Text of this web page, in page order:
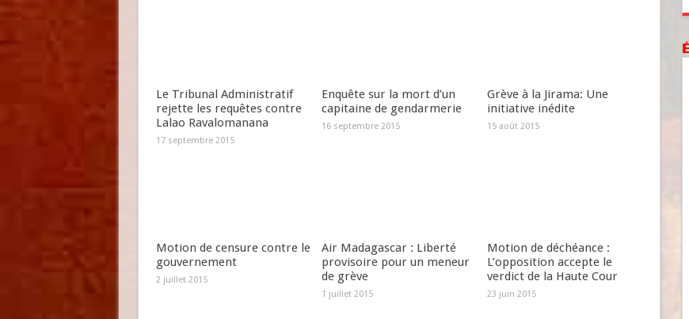
Le Tribunal Administratif
rejette les requêtes contre
Lalao Ravalomanana
17 septembre 2015
Enquête sur la mort d’un
capitaine de gendarmerie
16 septembre 2015
Grève à la Jirama: Une
initiative inédite
15 août 2015
Motion de censure contre le
gouvernement
2 juillet 2015
Air Madagascar : Liberté
provisoire pour un meneur
de grève
1 juillet 2015
Motion de déchéance :
L’opposition accepte le
verdict de la Haute Cour
23 juin 2015